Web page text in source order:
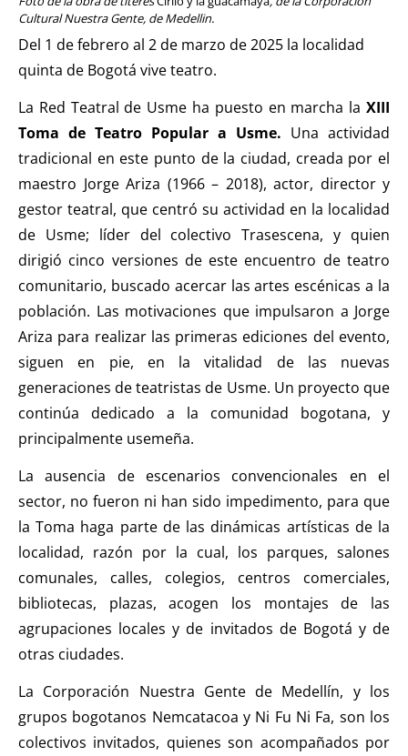
el ratón Bakunin en el
último comic
KT :: |Diplomado
contemporáneo?
Distopías y sociedad
actual / 18 de agosto
de 2026
KT :: |Convocatoria
IV Torneo de
dramaturgia / 16 de
agosto de 2026
KT :: |XV Festival
Internacional de
Teatro Rosa
Cultural Nuestra Gente, de Medellin.
Del 1 de febrero al 2 de marzo de 2025 la localidad
quinta de Bogotá vive teatro.
La Red Teatral de Usme ha puesto en marcha la XIII
Toma de Teatro Popular a Usme. Una actividad
tradicional en este punto de la ciudad, creada por el
maestro Jorge Ariza (1966 – 2018), actor, director y
gestor teatral, que centró su actividad en la localidad
de Usme; líderdel colectivo Trasescena, y quien
dirigió cinco versiones de este encuentro de teatro
comunitario, buscado acercar las artes escénicas a la
población. Las motivaciones que impulsaron a Jorge
Ariza para realizar las primeras ediciones del evento,
siguen en pie, en la vitalidad de las nuevas
generaciones de teatristas de Usme. Un proyecto que
continúa dedicado a la comunidad bogotana, y
principalmente usemeña.
La ausencia de escenarios convencionales en el
sector, no fueron ni han sido impedimento, para que
la Toma haga parte de las dinámicas artísticas de la
localidad, razón por la cual, los parques, salones
comunales, calles, colegios, centros comerciales,
bibliotecas, plazas, acogen los montajes de las
agrupaciones locales y de invitados de Bogotá y de
otras ciudades.
La Corporación Nuestra Gente de Medellín, y los
grupos bogotanos Nemcatacoa y Ni Fu Ni Fa, son los
colectivos invitados, quienes son acompañados por